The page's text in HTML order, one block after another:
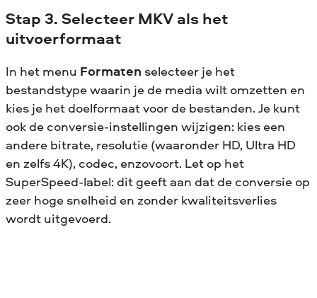
Stap 3. Selecteer MKV als het
uitvoerformaat
In het menu Formaten selecteer je het
bestandstype waarin je de media wilt omzetten en
kies je het doelformaat voor de bestanden. Je kunt
ook de conversie-instellingen wijzigen: kies een
andere bitrate, resolutie (waaronder HD, Ultra HD
en zelfs 4K), codec, enzovoort. Let op het
SuperSpeed-label: dit geeft aan dat de conversie op
zeer hoge snelheid en zonder kwaliteitsverlies
wordt uitgevoerd.